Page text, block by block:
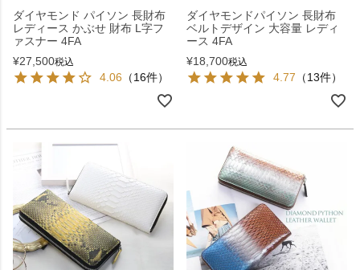
ダイヤモンド パイソン 長財布
レディース かぶせ 財布 L字フ
ァスナー 4FA
¥27,500税込
4.06 （16件）
ダイヤモンドパイソン 長財布
ベルトデザイン 大容量 レディ
ース 4FA
¥18,700税込
4.77 （13件）